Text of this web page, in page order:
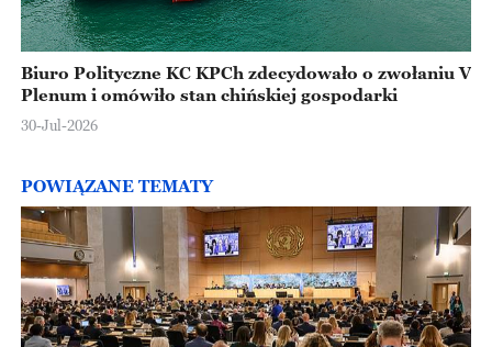
Biuro Polityczne KC KPCh zdecydowało o zwołaniu V
Plenum i omówiło stan chińskiej gospodarki
30-Jul-2026
POWIĄZANE TEMATY